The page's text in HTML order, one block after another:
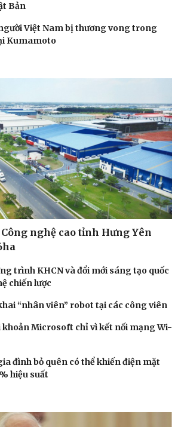
Đời sống
Nhà đẹp
Bản
Việt Nam bị thương vong trong
Kumamoto
nghệ cao tỉnh Hưng Yên
trình KHCN và đổi mới sáng tạo quốc
chiến lược
“nhân viên” robot tại các công viên
khoản Microsoft chỉ vì kết nối mạng Wi-
đình bỏ quên có thể khiến điện mặt
hiệu suất